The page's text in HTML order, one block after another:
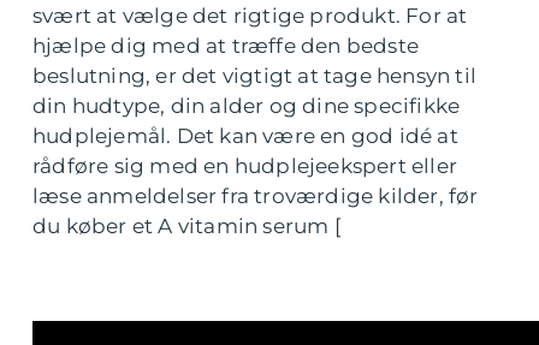
svært at vælge det rigtige produkt. For at
hjælpe dig med at træffe den bedste
beslutning, er det vigtigt at tage hensyn til
din hudtype, din alder og dine specifikke
hudplejemål. Det kan være en god idé at
rådføre sig med en hudplejeekspert eller
læse anmeldelser fra troværdige kilder, før
du køber et A vitamin serum [